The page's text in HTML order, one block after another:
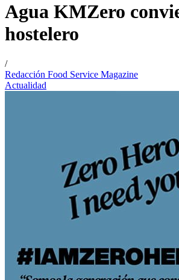
Agua KMZero
hostelero
/
Redacción Food Service Magazine
Actualidad